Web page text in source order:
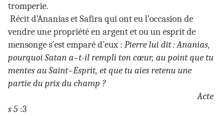
tromperie.
Récit d’Ananias et Safira qui ont eu l’occasion de
vendre une propriété en argent et ou un esprit de
mensonge s’est emparé d’eux : Pierre lui dit : Ananias,
pourquoi Satan a–t-il rempli ton cœur, au point que tu
mentes au Saint–Esprit, et que tu aies retenu une
partie du prix du champ ?
Acte
s 5 :3